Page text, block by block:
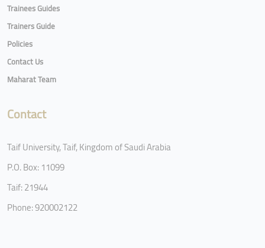
Trainees Guides
Trainers Guide
Policies
Contact Us
Maharat Team
Contact
Taif University, Taif, Kingdom of Saudi Arabia
P.O. Box: 11099
Taif: 21944
Phone: 920002122